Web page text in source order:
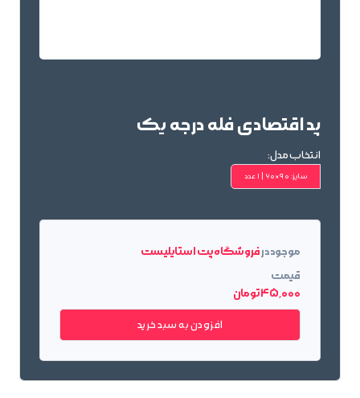
پد اقتصادی فله درجه یک
انتخاب مدل:
سایز: 90×60 | 1 عدد
موجود درفروشگاه پت استایلیست
قیمت
45٬000 تومان
افزودن به سبد خرید